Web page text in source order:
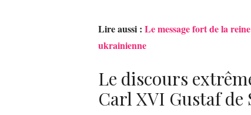
Lire aussi : Le message fort de la
ukrainienne
Le discours
Carl XVI Gustaf de